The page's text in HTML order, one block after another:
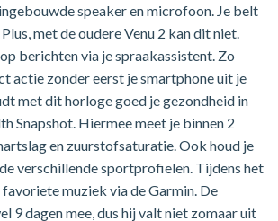
speaker en microfoon. Je belt
met de oudere Venu 2 kan dit niet.
berichten via je spraakassistent. Zo
actie zonder eerst je smartphone uit je
met dit horloge goed je gezondheid in
Snapshot. Hiermee meet je binnen 2
en zuurstofsaturatie. Ook houd je
verschillende sportprofielen. Tijdens het
muziek via de Garmin. De
9 dagen mee, dus hij valt niet zomaar uit